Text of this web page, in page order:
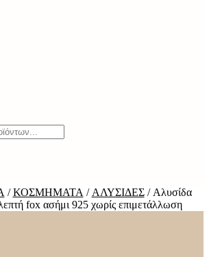
/ΚΟΣΜΉΜΑΤΑ / ΑΛΥΣΊΔΕΣ/ Αλυσίδα
fox ασήμι 925 χωρίς επιμετάλλωση